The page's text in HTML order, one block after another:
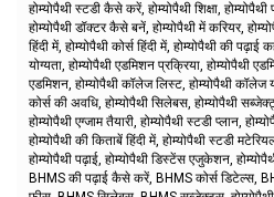
होम्योपैथी स्टडी कैसे करें, होम्योपैथी शिक्षा,
होम्योपैथी डॉक्टर कैसे बनें, होम्योपैथी में करियर,
हिंदी में, होम्योपैथी कोर्स हिंदी में, होम्योपैथी की
योग्यता, होम्योपैथी एडमिशन प्रक्रिया, होम्योपैथी
एडमिशन, होम्योपैथी कॉलेज लिस्ट, होम्योपैथी कॉलेज
कोर्स की अवधि, होम्योपैथी सिलेबस, होम्योपैथी
होम्योपैथी एग्जाम तैयारी, होम्योपैथी स्टडी प्लान,
होम्योपैथी की किताबें हिंदी में, होम्योपैथी स्टडी
होम्योपैथी पढ़ाई, होम्योपैथी डिस्टेंस एजुकेशन,
BHMS की पढ़ाई कैसे करें, BHMS कोर्स डिटेल्स,